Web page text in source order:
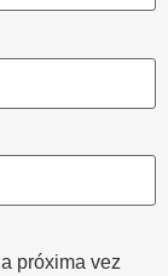
próxima vez